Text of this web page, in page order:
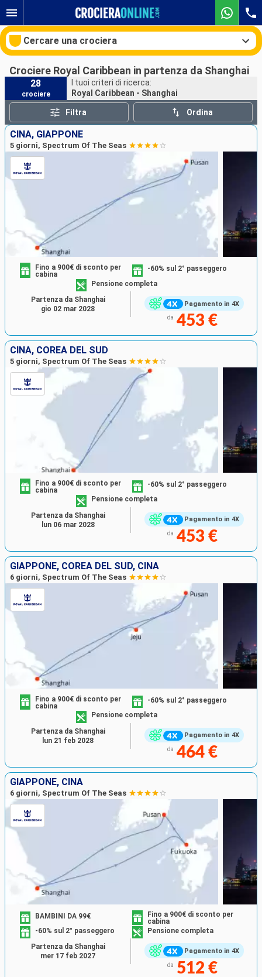
Cercare una crociera
Le nostre destinazioni
Mesi di partenza
Porti Compagnie
Ricerca
Crociere Royal Caribbean in partenza da Shanghai
28
crociere
I tuoi criteri di ricerca:
Royal Caribbean - Shanghai
Filtra Ordina
CINA, GIAPPONE
5 giorni, Spectrum Of The Seas
Pagamento in 4X
Fino a 900€ di sconto per
cabina
-60% sul 2° passeggero
Pensione completa
da 453 €
Partenza da Shanghai
gio 02 mar 2028
CINA, COREA DEL SUD
5 giorni, Spectrum Of The Seas
Pagamento in 4X
Fino a 900€ di sconto per
cabina
-60% sul 2° passeggero
Pensione completa
da 453 €
Partenza da Shanghai
lun 06 mar 2028
GIAPPONE, COREA DEL SUD, CINA
6 giorni, Spectrum Of The Seas
Pagamento in 4X
Fino a 900€ di sconto per
cabina
-60% sul 2° passeggero
Pensione completa
da 464 €
Partenza da Shanghai
lun 21 feb 2028
GIAPPONE, CINA
6 giorni, Spectrum Of The Seas
Pagamento in 4X
BAMBINI DA 99€
Fino a 900€ di sconto per
cabina
-60% sul 2° passeggero
Pensione completa
da 512 €
Partenza da Shanghai
mer 17 feb 2027